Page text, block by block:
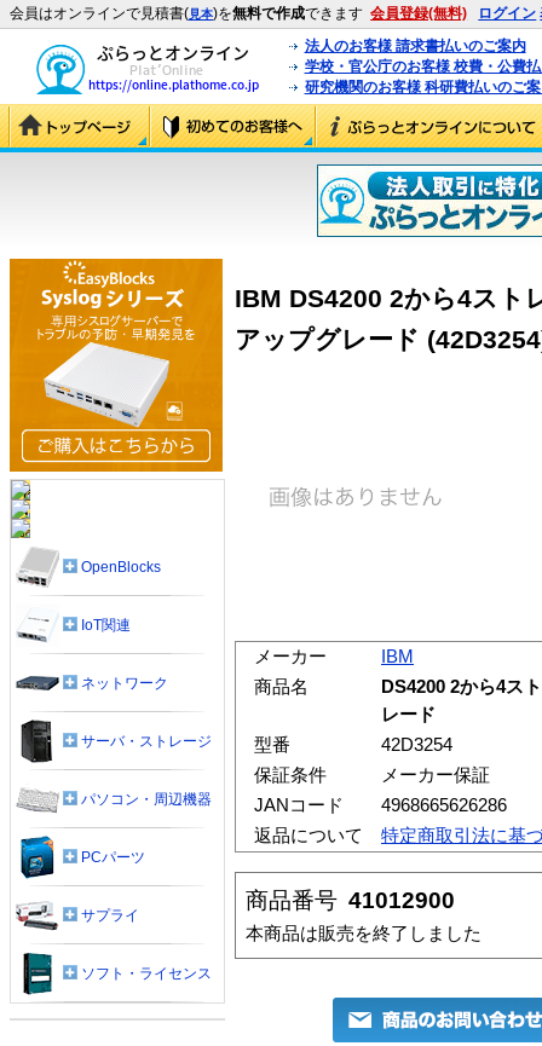
会員はオンラインで見積書(見本)を無料で作成できます 会員登録(無料) ログイン
法人のお客様 請求書払いのご案内
学校・官公庁のお客様 校費・公費
研究機関のお客様 科研費払いのご
IBM DS4200 2から4スト
アップグレード
メーカー
IBM
商品名
DS4200 2から4ス
レード
型番
42D3254
保証条件
メーカー保証
JANコード
4968665626286
返品について
特定商取引法に基
商品番号 41012900
本商品は販売を終了しました
OpenBlocks
IoT関連
ネットワーク
サーバ・ストレージ
パソコン・周辺機器
PCパーツ
サプライ
ソフト・ライセンス